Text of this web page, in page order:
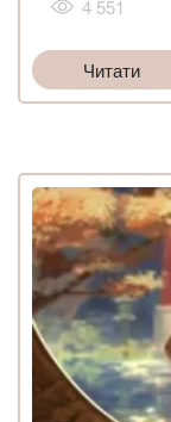
4 551
Читати